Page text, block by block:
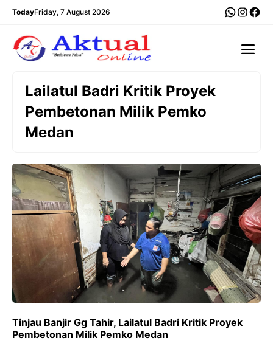
Langsung
TodayFriday, 7 August 2026
Lailatul Badri Kritik Proyek
Pembetonan Milik Pemko
Medan
Tinjau Banjir Gg Tahir, Lailatul Badri Kritik Proyek
Pembetonan Milik Pemko Medan